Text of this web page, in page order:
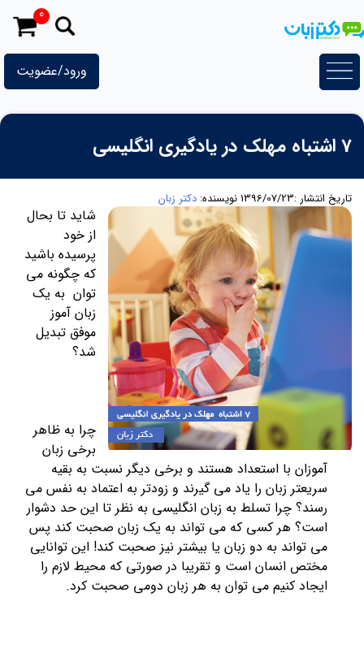
به
ورود/عضویت
0
7 اشتباه مهلک در یادگیری انگلیسی
تاریخ انتشار :1396/07/23 نویسنده: دکتر زبان
شاید تا بحال
از خود
پرسیده باشید
که چگونه می
توان به یک
زبان آموز
موفق تبدیل
شد؟
چرا به ظاهر
برخی زبان
آموزان با استعداد هستند و برخی دیگر نسبت به بقیه
سریعتر زبان را یاد می گیرند و زودتر به اعتماد به نفس می
رسند؟ چرا تسلط به زبان انگلیسی به نظر تا این حد دشوار
است؟ هر کسی که می تواند به یک زبان صحبت کند پس
می تواند به دو زبان یا بیشتر نیز صحبت کند! این توانایی
مختص انسان است و تقریبا در صورتی که محیط لازم را
ایجاد کنیم می توان به هر زبان دومی صحبت کرد.